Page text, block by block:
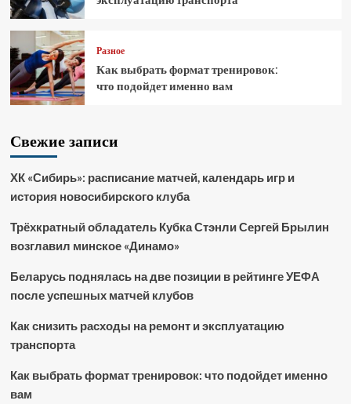
Разное
Как выбрать формат тренировок:
что подойдет именно вам
Свежие записи
ХК «Сибирь»: расписание матчей, календарь игр и
история новосибирского клуба
Трёхкратный обладатель Кубка Стэнли Сергей Брылин
возглавил минское «Динамо»
Беларусь поднялась на две позиции в рейтинге УЕФА
после успешных матчей клубов
Как снизить расходы на ремонт и эксплуатацию
транспорта
Как выбрать формат тренировок: что подойдет именно
вам